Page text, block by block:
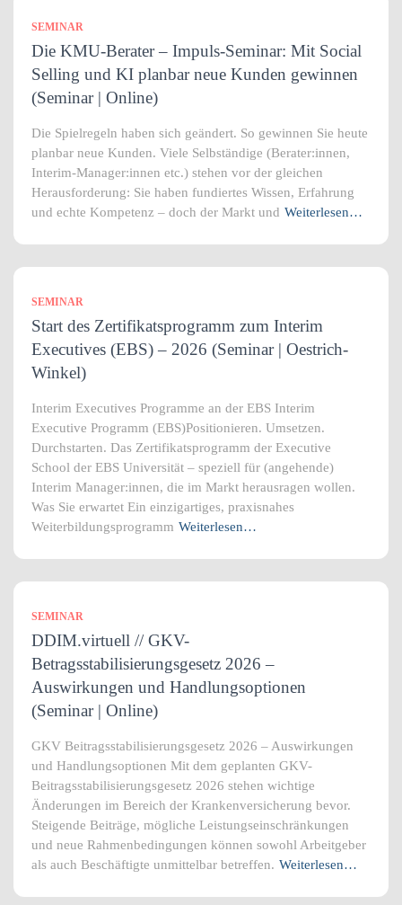
SEMINAR
Die KMU-Berater – Impuls-Seminar: Mit Social
Selling und KI planbar neue Kunden gewinnen
(Seminar | Online)
Die Spielregeln haben sich geändert. So gewinnen Sie heute
planbar neue Kunden. Viele Selbständige (Berater:innen,
Interim-Manager:innen etc.) stehen vor der gleichen
Herausforderung: Sie haben fundiertes Wissen, Erfahrung
und echte Kompetenz – doch der Markt und Weiterlesen…
SEMINAR
Start des Zertifikatsprogramm zum Interim
Executives (EBS) – 2026 (Seminar | Oestrich-
Winkel)
Interim Executives Programme an der EBS Interim
Executive Programm (EBS)Positionieren. Umsetzen.
Durchstarten. Das Zertifikatsprogramm der Executive
School der EBS Universität – speziell für (angehende)
Interim Manager:innen, die im Markt herausragen wollen.
Was Sie erwartet Ein einzigartiges, praxisnahes
Weiterbildungsprogramm Weiterlesen…
SEMINAR
DDIM.virtuell // GKV-
Betragsstabilisierungsgesetz 2026 –
Auswirkungen und Handlungsoptionen
(Seminar | Online)
GKV Beitragsstabilisierungsgesetz 2026 – Auswirkungen
und Handlungsoptionen Mit dem geplanten GKV-
Beitragsstabilisierungsgesetz 2026 stehen wichtige
Änderungen im Bereich der Krankenversicherung bevor.
Steigende Beiträge, mögliche Leistungseinschränkungen
und neue Rahmenbedingungen können sowohl Arbeitgeber
als auch Beschäftigte unmittelbar betreffen. Weiterlesen…